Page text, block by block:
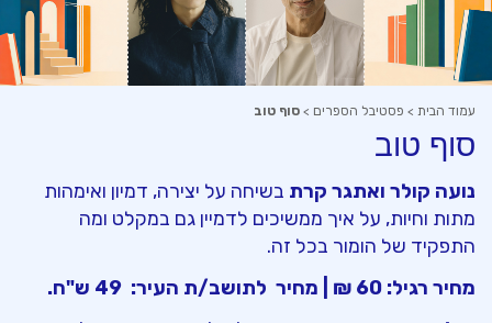
עמוד הבית > פסטיבל הספרים > סוף טוב
סוף טוב
נועה קולר ואתגר קרת בשיחה על יצירה, דמיון ואימהות
מתות וחיות, על איך ממשיכים לדמיין גם במקלט ומה
התפקיד של הומור בכל זה.
מחיר רגיל: 60 ₪ | מחיר לתושב/ת העיר: 49 ש"ח.